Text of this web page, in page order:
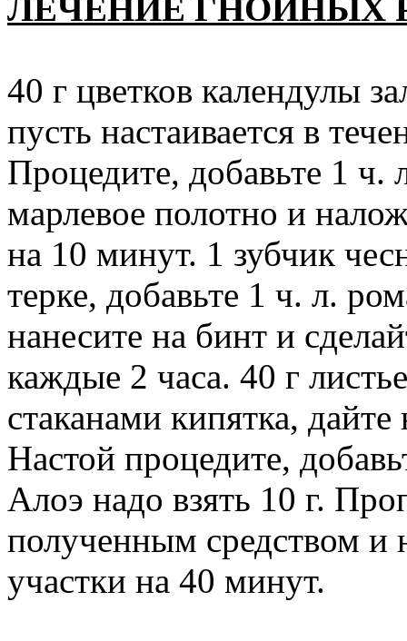
ЛЕЧЕНИЕ ГНОЙНЫХ
40 г цветков календулы
пусть настаивается в
Процедите, добавьте 1 ч.
марлевое полотно и
на 10 минут. 1 зубчик
терке, добавьте 1 ч. л.
нанесите на бинт и
каждые 2 часа. 40 г
стаканами кипятка,
Настой процедите,
Алоэ надо взять 10 г.
полученным средством и
участки на 40 минут.